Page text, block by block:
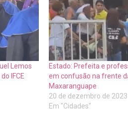
Lemos
IFCE
Estado: Prefeita e
em confusão na frente
Maxaranguape
20 de dezembro de 2023
Em "Cidades"